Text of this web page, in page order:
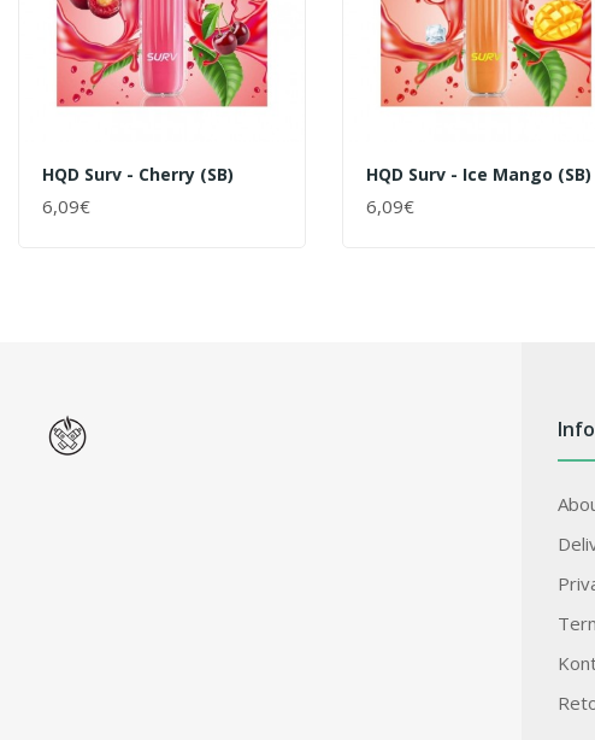
HQD Surv - Cherry (SB)
6,09€
+ WARENKORB
HQD Surv - Ice Mango (SB)
6,09€
+ WARENKORB